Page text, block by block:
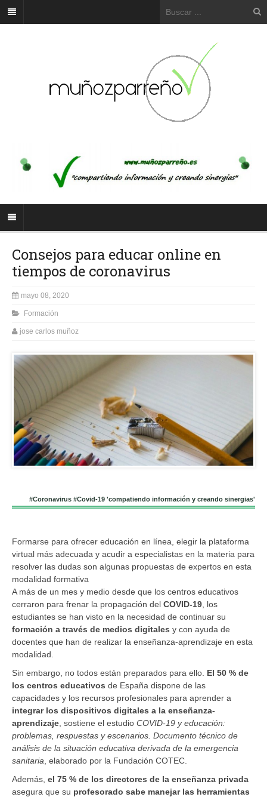
Consejos para educar online en
tiempos de coronavirus
mayo 08, 2020
Formación
jose carlos muñoz
#Coronavirus #Covid-19 'compatiendo información y creando sinergias'
Formarse para ofrecer educación en línea, elegir la plataforma
virtual más adecuada y acudir a especialistas en la materia para
resolver las dudas son algunas propuestas de expertos en esta
modalidad formativa
A más de un mes y medio desde que los centros educativos
cerraron para frenar la propagación del COVID-19 , los
estudiantes se han visto en la necesidad de continuar su
formación a través de medios digitales y con ayuda de
docentes que han de realizar la enseñanza-aprendizaje en esta
modalidad.
Sin embargo, no todos están preparados para ello. El 50 % de
los centros educativos de España dispone de las
capacidades y los recursos profesionales para aprender a
integrar los dispositivos digitales a la enseñanza-
aprendizaje , sostiene el estudio COVID-19 y educación:
problemas, respuestas y escenarios. Documento técnico de
análisis de la situación educativa derivada de la emergencia
sanitaria , elaborado por la Fundación COTEC.
Además, el 75 % de los directores de la enseñanza privada
asegura que su profesorado sabe manejar las herramientas